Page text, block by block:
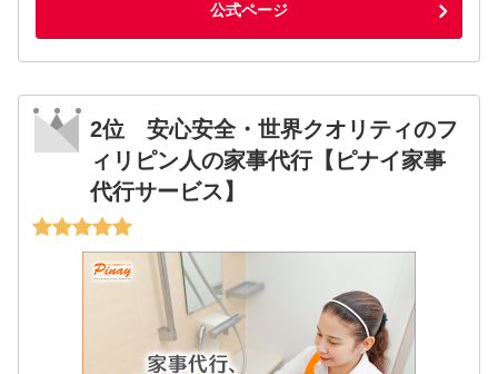
公式ページ
2位 安心安全・世界クオリティのフ
ィリピン人の家事代行【ピナイ家事
代行サービス】